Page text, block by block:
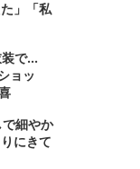
」「私
で...
ョッ
細やか
にきて